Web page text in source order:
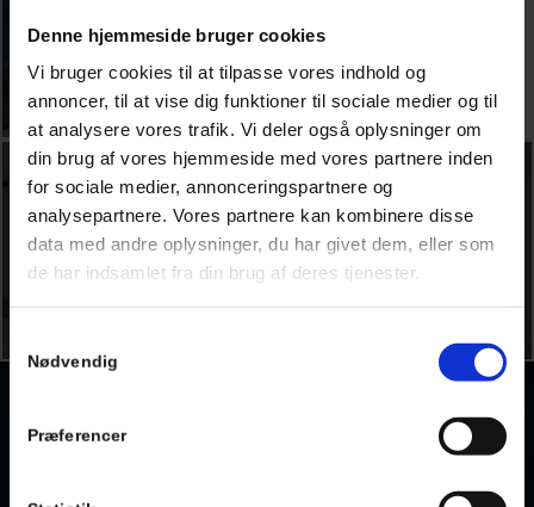
Denne hjemmeside bruger cookies
Vi bruger cookies til at tilpasse vores indhold og
annoncer, til at vise dig funktioner til sociale medier og til
at analysere vores trafik. Vi deler også oplysninger om
din brug af vores hjemmeside med vores partnere inden
for sociale medier, annonceringspartnere og
analysepartnere. Vores partnere kan kombinere disse
data med andre oplysninger, du har givet dem, eller som
de har indsamlet fra din brug af deres tjenester.
Nødvendig
Præferencer
SPECIAL­OPGAVER
VIL DU HAVE ET TILBUD PÅ DIN
Ønsker du et tilbud på din opgave med tekniske installationer,
får du hurtigt svar.